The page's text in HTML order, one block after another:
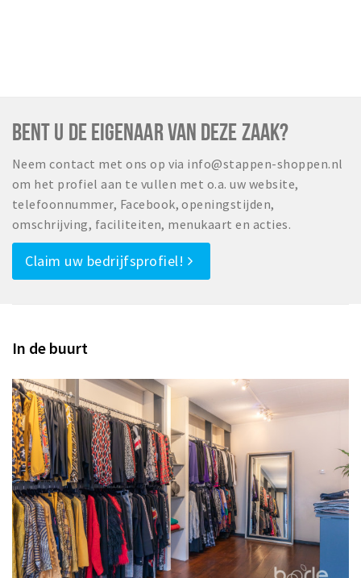
BENT U DE EIGENAAR VAN DEZE ZAAK?
Neem contact met ons op via info@stappen-shoppen.nl
om het profiel aan te vullen met o.a. uw website,
telefoonnummer, Facebook, openingstijden,
omschrijving, faciliteiten, menukaart en acties.
Claim uw bedrijfsprofiel!
In de buurt